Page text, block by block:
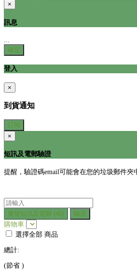
×
訊息
確定
登入
×
到貨通知
訂閱
×
短訊及電郵驗證
提醒，驗證碼email可能會在您的垃圾郵件夾
重發短訊及電郵 (45)
驗證
購物車
選擇全部 商品
總計:
(節省 )